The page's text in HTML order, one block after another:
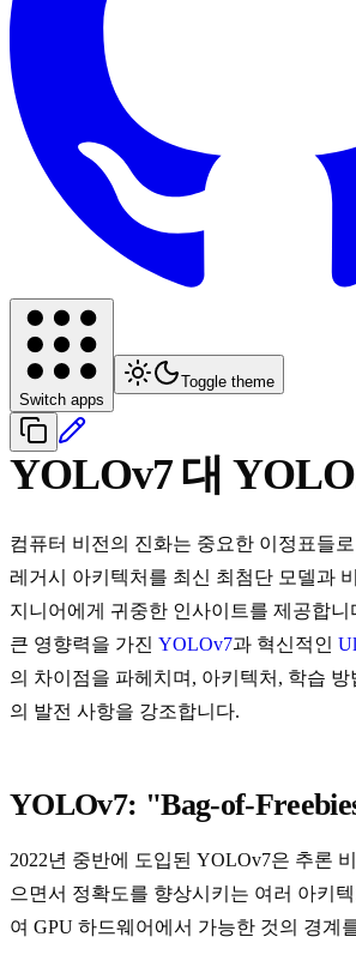
Switch apps
Toggle theme
YOLOv7 대
컴퓨터 비전의 진화는 중요한 이정표들
레거시 아키텍처를 최신 최첨단 모델과
지니어에게 귀중한 인사이트를 제공합니
큰 영향력을 가진 YOLOv7과 혁신적인
의 차이점을 파헤치며, 아키텍처, 학습 방
의 발전 사항을 강조합니다.
YOLOv7: "Bag-of-
2022년 중반에 도입된 YOLOv7은 추론
으면서 정확도를 향상시키는 여러 아키
여 GPU 하드웨어에서 가능한 것의 경계